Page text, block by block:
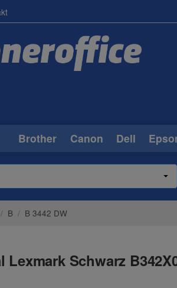
Brother Canon Dell
/ B / B 3442 DW
Lexmark Schwarz